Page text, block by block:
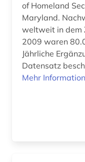
harz (1)
hawaii (1)
of Homeland
Maryland.
weltweit in dem
2009 waren
Jährliche
Datensatz
Mehr